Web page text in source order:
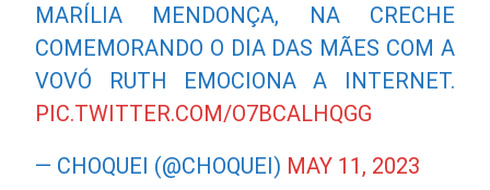
MARÍLIA MENDONÇA, NA CRECHE
COMEMORANDO O DIA DAS MÃES COM A
VOVÓ RUTH EMOCIONA A INTERNET.
PIC.TWITTER.COM/O7BCALHQGG
— CHOQUEI (@CHOQUEI) MAY 11, 2023